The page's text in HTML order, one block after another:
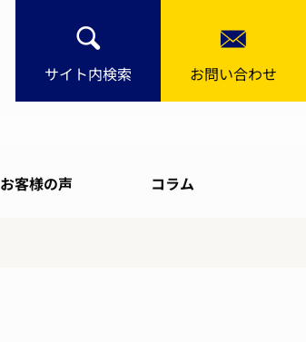
サイト内検索 お問い合わせ
お客様の声 コラム